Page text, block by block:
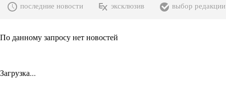
последние новости эксклюзив выбор редакции
По данному запросу нет новостей
Загрузка...